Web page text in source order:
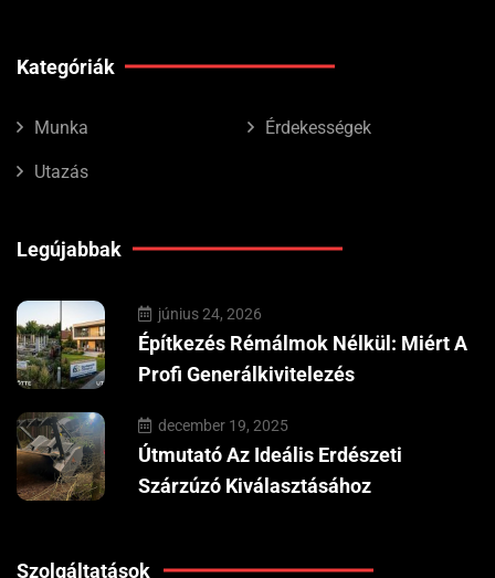
Kategóriák
Munka Érdekességek
Utazás
Legújabbak
június 24, 2026
Építkezés Rémálmok Nélkül: Miért A
Profi Generálkivitelezés
december 19, 2025
Útmutató Az Ideális Erdészeti
Szárzúzó Kiválasztásához
Szolgáltatások